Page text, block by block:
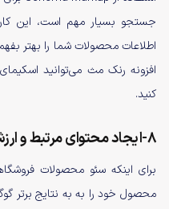
جستجو بسیار مهم است، این
اطلاعات محصولات شما را بهتر
کنید.
8-ایجاد محتوای مرتبط و ارزشمند
برای اینکه سئو محصولات
محصول خود را به به نتایج برتر